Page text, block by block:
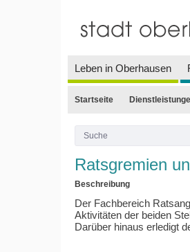
Leben in Oberhausen
Startseite
Ratsgremien
Beschreibung
Der Fachbereich
Aktivitäten der beiden
Darüber hinaus erledigt